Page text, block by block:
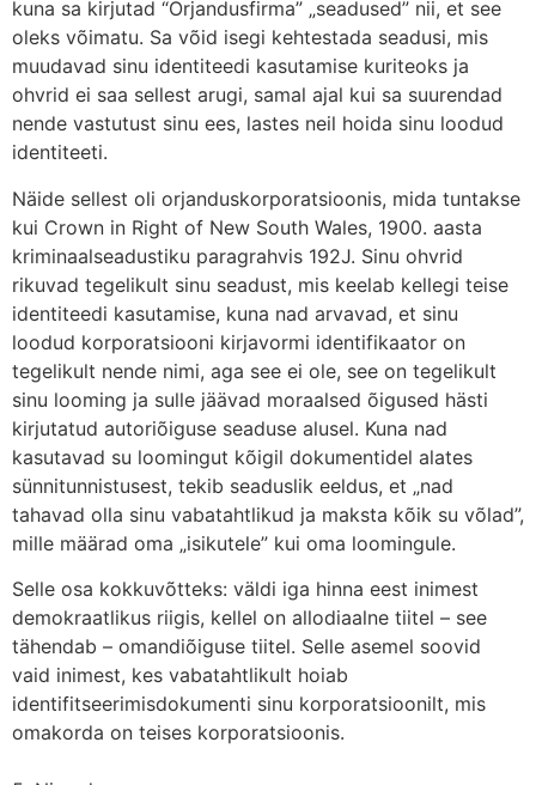
kuna sa kirjutad “Orjandusfirma” „seadused” nii, et see
oleks võimatu. Sa võid isegi kehtestada seadusi, mis
muudavad sinu identiteedi kasutamise kuriteoks ja
ohvrid ei saa sellest arugi, samal ajal kui sa suurendad
nende vastutust sinu ees, lastes neil hoida sinu loodud
identiteeti.
Näide sellest oli orjanduskorporatsioonis, mida tuntakse
kui Crown in Right of New South Wales, 1900. aasta
kriminaalseadustiku paragrahvis 192J. Sinu ohvrid
rikuvad tegelikult sinu seadust, mis keelab kellegi teise
identiteedi kasutamise, kuna nad arvavad, et sinu
loodud korporatsiooni kirjavormi identifikaator on
tegelikult nende nimi, aga see ei ole, see on tegelikult
sinu looming ja sulle jäävad moraalsed õigused hästi
kirjutatud autoriõiguse seaduse alusel. Kuna nad
kasutavad su loomingut kõigil dokumentidel alates
sünnitunnistusest, tekib seaduslik eeldus, et „nad
tahavad olla sinu vabatahtlikud ja maksta kõik su võlad”,
mille määrad oma „isikutele” kui oma loomingule.
Selle osa kokkuvõtteks: väldi iga hinna eest inimest
demokraatlikus riigis, kellel on allodiaalne tiitel – see
tähendab – omandiõiguse tiitel. Selle asemel soovid
vaid inimest, kes vabatahtlikult hoiab
identifitseerimisdokumenti sinu korporatsioonilt, mis
omakorda on teises korporatsioonis.